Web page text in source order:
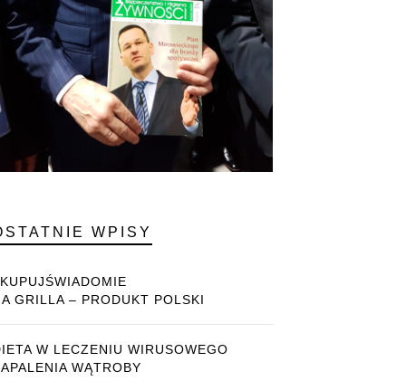
WPISY
GRILLA – PRODUKT POLSKI
W LECZENIU WIRUSOWEGO
WĄTROBY